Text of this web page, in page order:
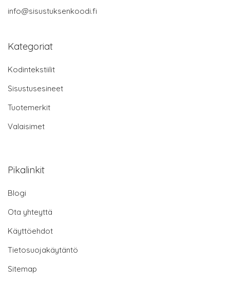
info@sisustuksenkoodi.fi
Kategoriat
Kodintekstiilit
Sisustusesineet
Tuotemerkit
Valaisimet
Pikalinkit
Blogi
Ota yhteyttä
Käyttöehdot
Tietosuojakäytäntö
Sitemap